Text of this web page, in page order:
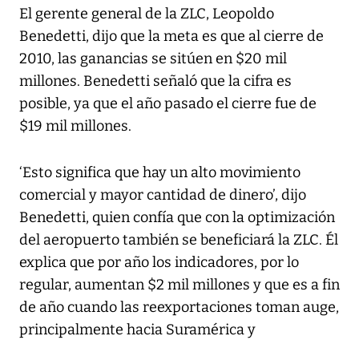
El gerente general de la ZLC, Leopoldo
Benedetti, dijo que la meta es que al cierre de
2010, las ganancias se sitúen en $20 mil
millones. Benedetti señaló que la cifra es
posible, ya que el año pasado el cierre fue de
$19 mil millones.
‘Esto significa que hay un alto movimiento
comercial y mayor cantidad de dinero’, dijo
Benedetti, quien confía que con la optimización
del aeropuerto también se beneficiará la ZLC. Él
explica que por año los indicadores, por lo
regular, aumentan $2 mil millones y que es a fin
de año cuando las reexportaciones toman auge,
principalmente hacia Suramérica y